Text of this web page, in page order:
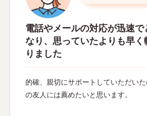
電話やメールの対応が迅速で
なり、思っていたよりも早く
りました
的確、親切にサポートしていただい
の友人には薦めたいと思います。